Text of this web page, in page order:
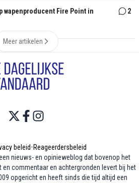
wapenproducent Fire Point in
2
Meer artikelen
beleid•Reageerdersbeleid
nieuws- en opinieweblog dat bovenop het
commentaar en achtergronden levert bij het
opgericht en heeft sinds die tijd altijd een